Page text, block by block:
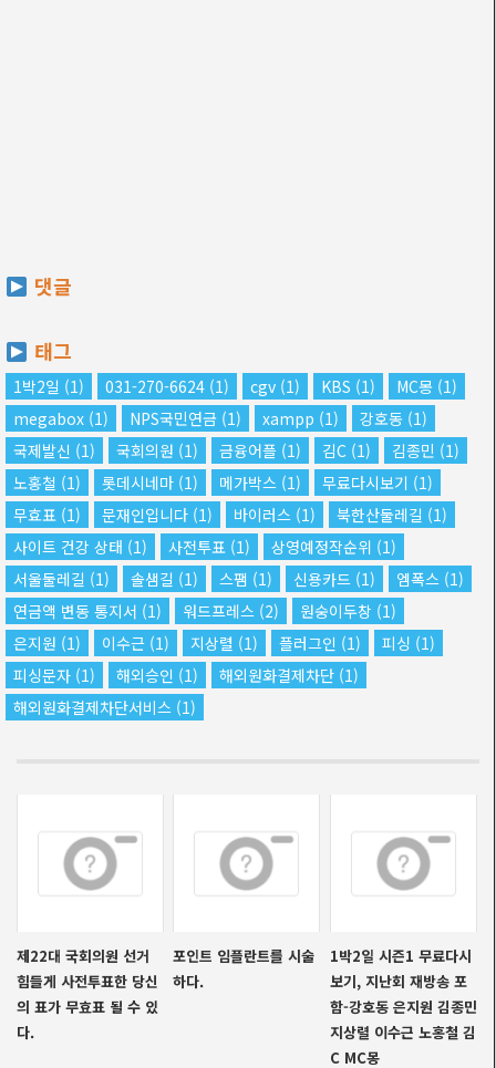
댓글
태그
1박2일 (1) 031-270-6624 (1) cgv (1) KBS (1) MC몽 (1)
megabox (1) NPS국민연금 (1) xampp (1) 강호동 (1)
국제발신 (1) 국회의원 (1) 금융어플 (1) 김C (1) 김종민 (1)
노홍철 (1) 롯데시네마 (1) 메가박스 (1) 무료다시보기 (1)
무효표 (1) 문재인입니다 (1) 바이러스 (1) 북한산둘레길 (1)
사이트 건강 상태 (1) 사전투표 (1) 상영예정작순위 (1)
서울둘레길 (1) 솔샘길 (1) 스팸 (1) 신용카드 (1) 엠폭스 (1)
연금액 변동 통지서 (1) 워드프레스 (2) 원숭이두창 (1)
은지원 (1) 이수근 (1) 지상렬 (1) 플러그인 (1) 피싱 (1)
피싱문자 (1) 해외승인 (1) 해외원화결제차단 (1)
해외원화결제차단서비스 (1)
제22대 국회의원 선거
힘들게 사전투표한 당신
의 표가 무효표 될 수 있
다.
포인트 임플란트를 시술
하다.
1박2일 시즌1 무료다시
보기, 지난회 재방송 포
함-강호동 은지원 김종민
지상렬 이수근 노홍철 김
C MC몽